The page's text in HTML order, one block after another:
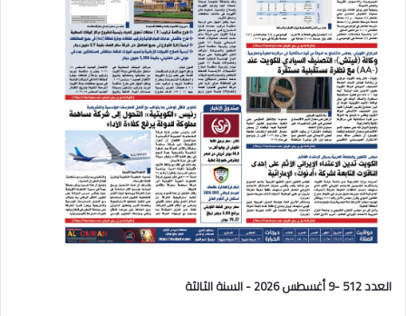
العدد 512 -9 أغسطس 2026 - السنة الثالثة